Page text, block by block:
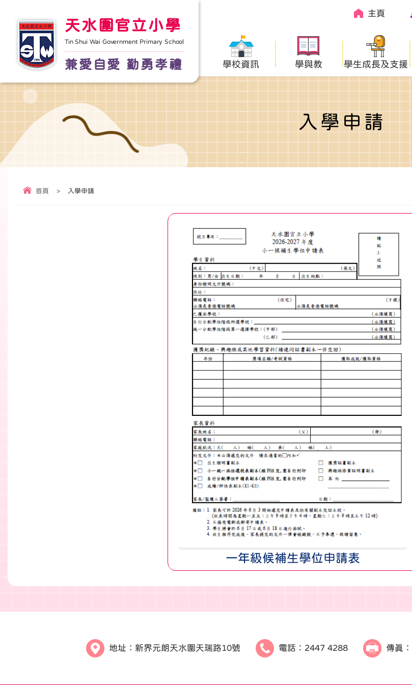
天水圍官立小學
Tin Shui Wai Government Primary School
兼愛自愛 勤勇孝禮
主頁
學校資訊 學與教 學生成長及支援
入學申請
首頁 > 入學申請
一年級候補生學位申請表
地址： 新界元朗天水圍天瑞路10號 電話： 2447 4288 傳真：